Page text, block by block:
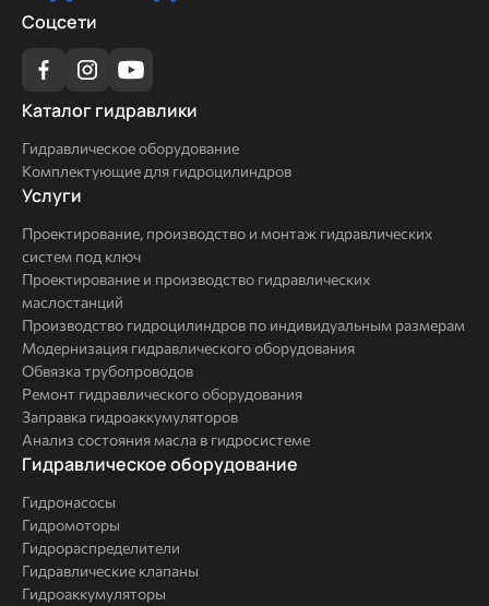
Соцсети
Каталог
Каталог гидравлики
Гидравлическое оборудование
Комплектующие для гидроцилиндров
Услуги
Услуги
Проектирование, производство и монтаж гидравлических
систем под ключ
Проектирование и производство гидравлических
маслостанций
Производство гидроцилиндров по индивидуальным размерам
Модернизация гидравлического оборудования
Обвязка трубопроводов
Ремонт гидравлического оборудования
Заправка гидроаккумуляторов
Анализ состояния масла в гидросистеме
Комплексные
Гидравлическое оборудование
Гидронасосы
Гидромоторы
Гидрораспределители
Гидравлические клапаны
Гидроаккумуляторы